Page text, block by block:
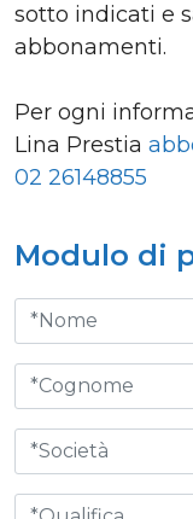
sotto indicati e
abbonamenti.
Per ogni
Lina Prestia
02 26148855
Modulo di